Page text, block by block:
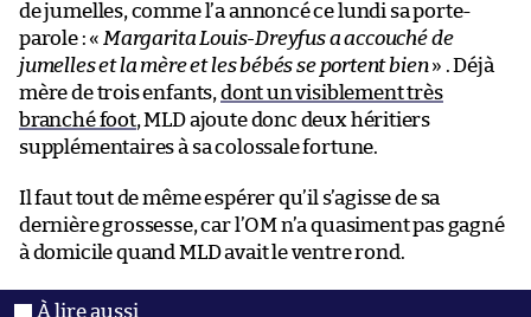
de jumelles, comme l’a annoncé ce lundi sa porte-
parole : « Margarita Louis-Dreyfus a accouché de
jumelles et la mère et les bébés se portent bien» . Déjà
mère de trois enfants, dont un visiblement très
branché foot, MLD ajoute donc deux héritiers
supplémentaires à sa colossale fortune.
Il faut tout de même espérer qu’il s’agisse de sa
dernière grossesse, car l’OM n’a quasiment pas gagné
à domicile quand MLD avait le ventre rond.